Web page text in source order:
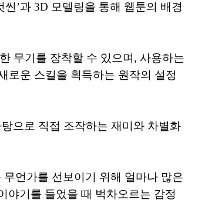
’과 3D 모델링을 통해 웹툰의 배경
무기를 장착할 수 있으며, 사용하는
로운 스킬을 획득하는 원작의 설정
으로 직접 조작하는 재미와 차별화
언가를 선보이기 위해 얼마나 많은
야기를 들었을 때 벅차오르는 감정